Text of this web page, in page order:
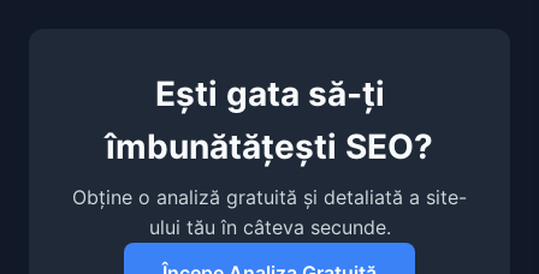
Ești gata să-ți
îmbunătățești SEO?
Obține o analiză gratuită și detaliată a site-
ului tău în câteva secunde.